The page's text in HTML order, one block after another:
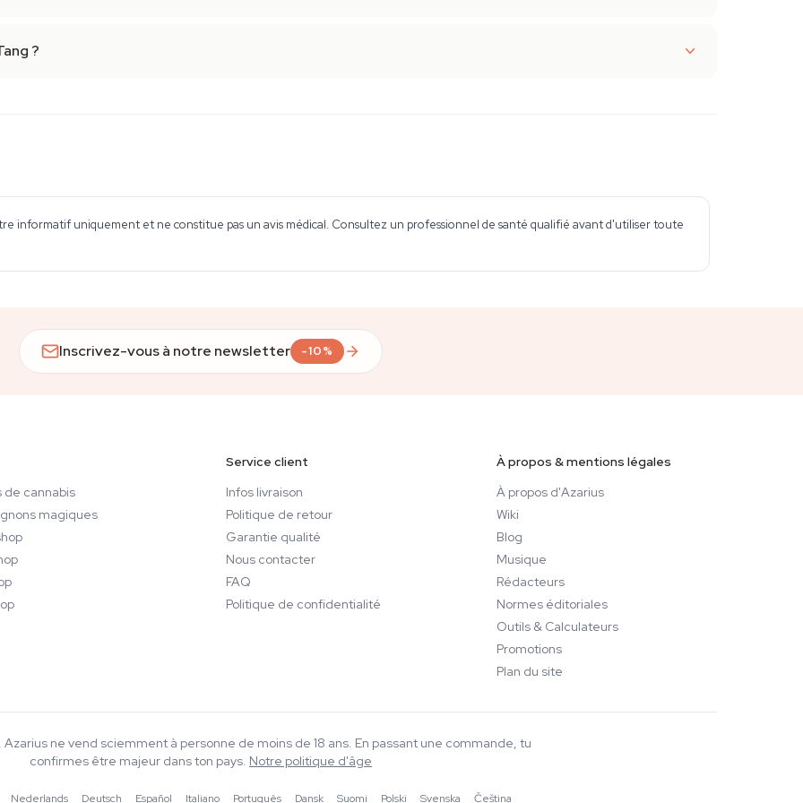
?
informatif uniquement et ne constitue pas un avis médical. Consultez un professionnel de santé qualifié avant d'utiliser toute
Inscrivez-vous à notre newsletter -10%
de cannabis
magiques
Service client
Infos livraison
Politique de retour
Garantie qualité
Nous contacter
FAQ
Politique de confidentialité
À propos & mentions légales
À propos d'Azarius
Wiki
Blog
Musique
Rédacteurs
Normes éditoriales
Outils & Calculateurs
Promotions
Plan du site
Azarius ne vend sciemment à personne de moins de 18 ans. En passant une commande, tu
confirmes être majeur dans ton pays. Notre politique d'âge
·Nederlands ·Deutsch ·Español ·Italiano ·Português ·Dansk ·Suomi ·Polski ·Svenska ·Čeština